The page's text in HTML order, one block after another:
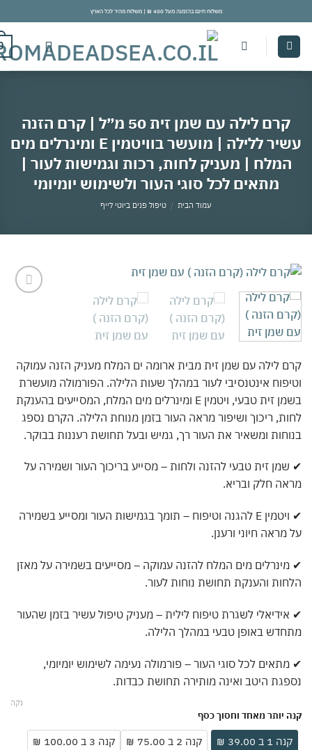
משלוח חינם בהזמנה מעל 400 ₪ | משלוח מהיר לכל הארץ
0
קרם לילה עם שמן זית 50 מ״ל | קרם הזנה
עשיר ללילה | מועשר בוויטמין E ומינרלים מים
| מעניק לחות, רכות וגמישות לעור |
מתאים לכל סוגי העור ולשימוש יומיומי
עמוד הבית / טיפול פנים ביוטי לייף
לילה עם שמן זית מבית ארומה ים המלח מעניק הזנה עמוקה
אינטנסיבי לעור במהלך שעות הלילה. הפורמולה מועשרת
בשמן זית טבעי, ויטמין E ומינרלים מים המלח, המסייעים בהענקת
ריכוך ושיפור מראה העור בזמן מנוחת הלילה. הקרם נספג
ומשאיר את העור רך, גמיש ובעל תחושת רעננות בבוקר.
זית טבעי להזנה ולחות – מסייע בריכוך העור ושמירה על
חלק ובריא.
✔ ויטמין E להגנה וטיפוח – תומך בגמישות העור ומסייע בשמירה
חיוני ורענן.
מים המלח להזנה עמוקה – מסייעים בשמירה על מאזן
והענקת תחושת נוחות לעור.
לשגרת טיפוח לילית – מעניק טיפול עשיר בזמן שהעור
באופן טבעי במהלך הלילה.
לכל סוגי העור – פורמולה נעימה לשימוש יומיומי,
היטב ואינה מותירה תחושת כבדות.
יותר מאחד וחסוך כסף
קנה 2 ב 75.00 ₪ קנה 3 ב 100.00 ₪